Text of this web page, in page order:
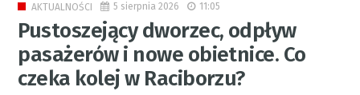
AKTUALNOŚCI 5 sierpnia 2026 11:05
Pustoszejący dworzec, odpływ
pasażerów i nowe obietnice. Co
czeka kolej w Raciborzu?